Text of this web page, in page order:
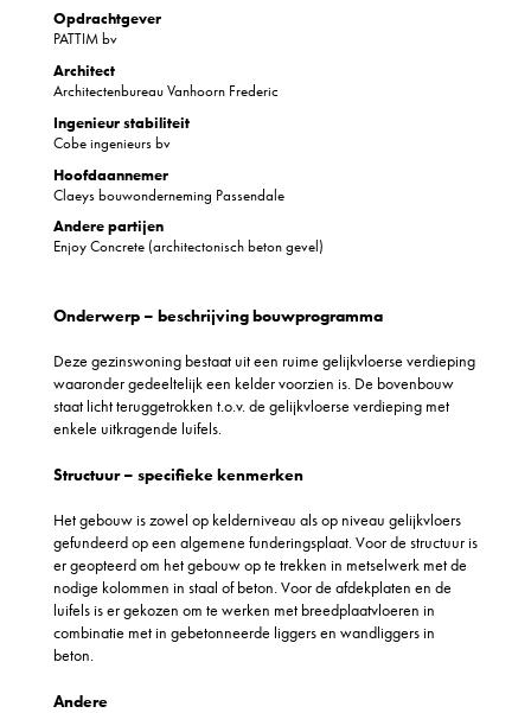
Opdrachtgever
PATTIM bv
Architect
Architectenbureau Vanhoorn Frederic
Ingenieur stabiliteit
Cobe ingenieurs bv
Hoofdaannemer
Claeys bouwonderneming Passendale
Andere partijen
Enjoy Concrete (architectonisch beton gevel)
Onderwerp – beschrijving bouwprogramma
Deze gezinswoning bestaat uit een ruime gelijkvloerse verdieping
waaronder gedeeltelijk een kelder voorzien is. De bovenbouw
staat licht teruggetrokken t.o.v. de gelijkvloerse verdieping met
enkele uitkragende luifels.
Structuur – specifieke kenmerken
Het gebouw is zowel op kelderniveau als op niveau gelijkvloers
gefundeerd op een algemene funderingsplaat. Voor de structuur is
er geopteerd om het gebouw op te trekken in metselwerk met de
nodige kolommen in staal of beton. Voor de afdekplaten en de
luifels is er gekozen om te werken met breedplaatvloeren in
combinatie met in gebetonneerde liggers en wandliggers in
beton.
Andere